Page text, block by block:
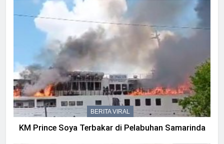
BERITA VIRAL
KM Prince Soya Terbakar di Pelabuhan Samarinda